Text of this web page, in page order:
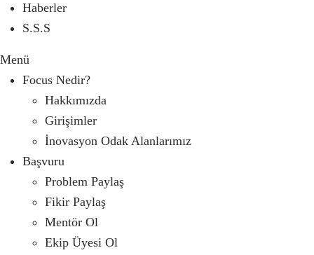
Haberler
S.S.S
Menü
Focus Nedir?
Hakkımızda
Girişimler
İnovasyon Odak Alanlarımız
Başvuru
Problem Paylaş
Fikir Paylaş
Mentör Ol
Ekip Üyesi Ol